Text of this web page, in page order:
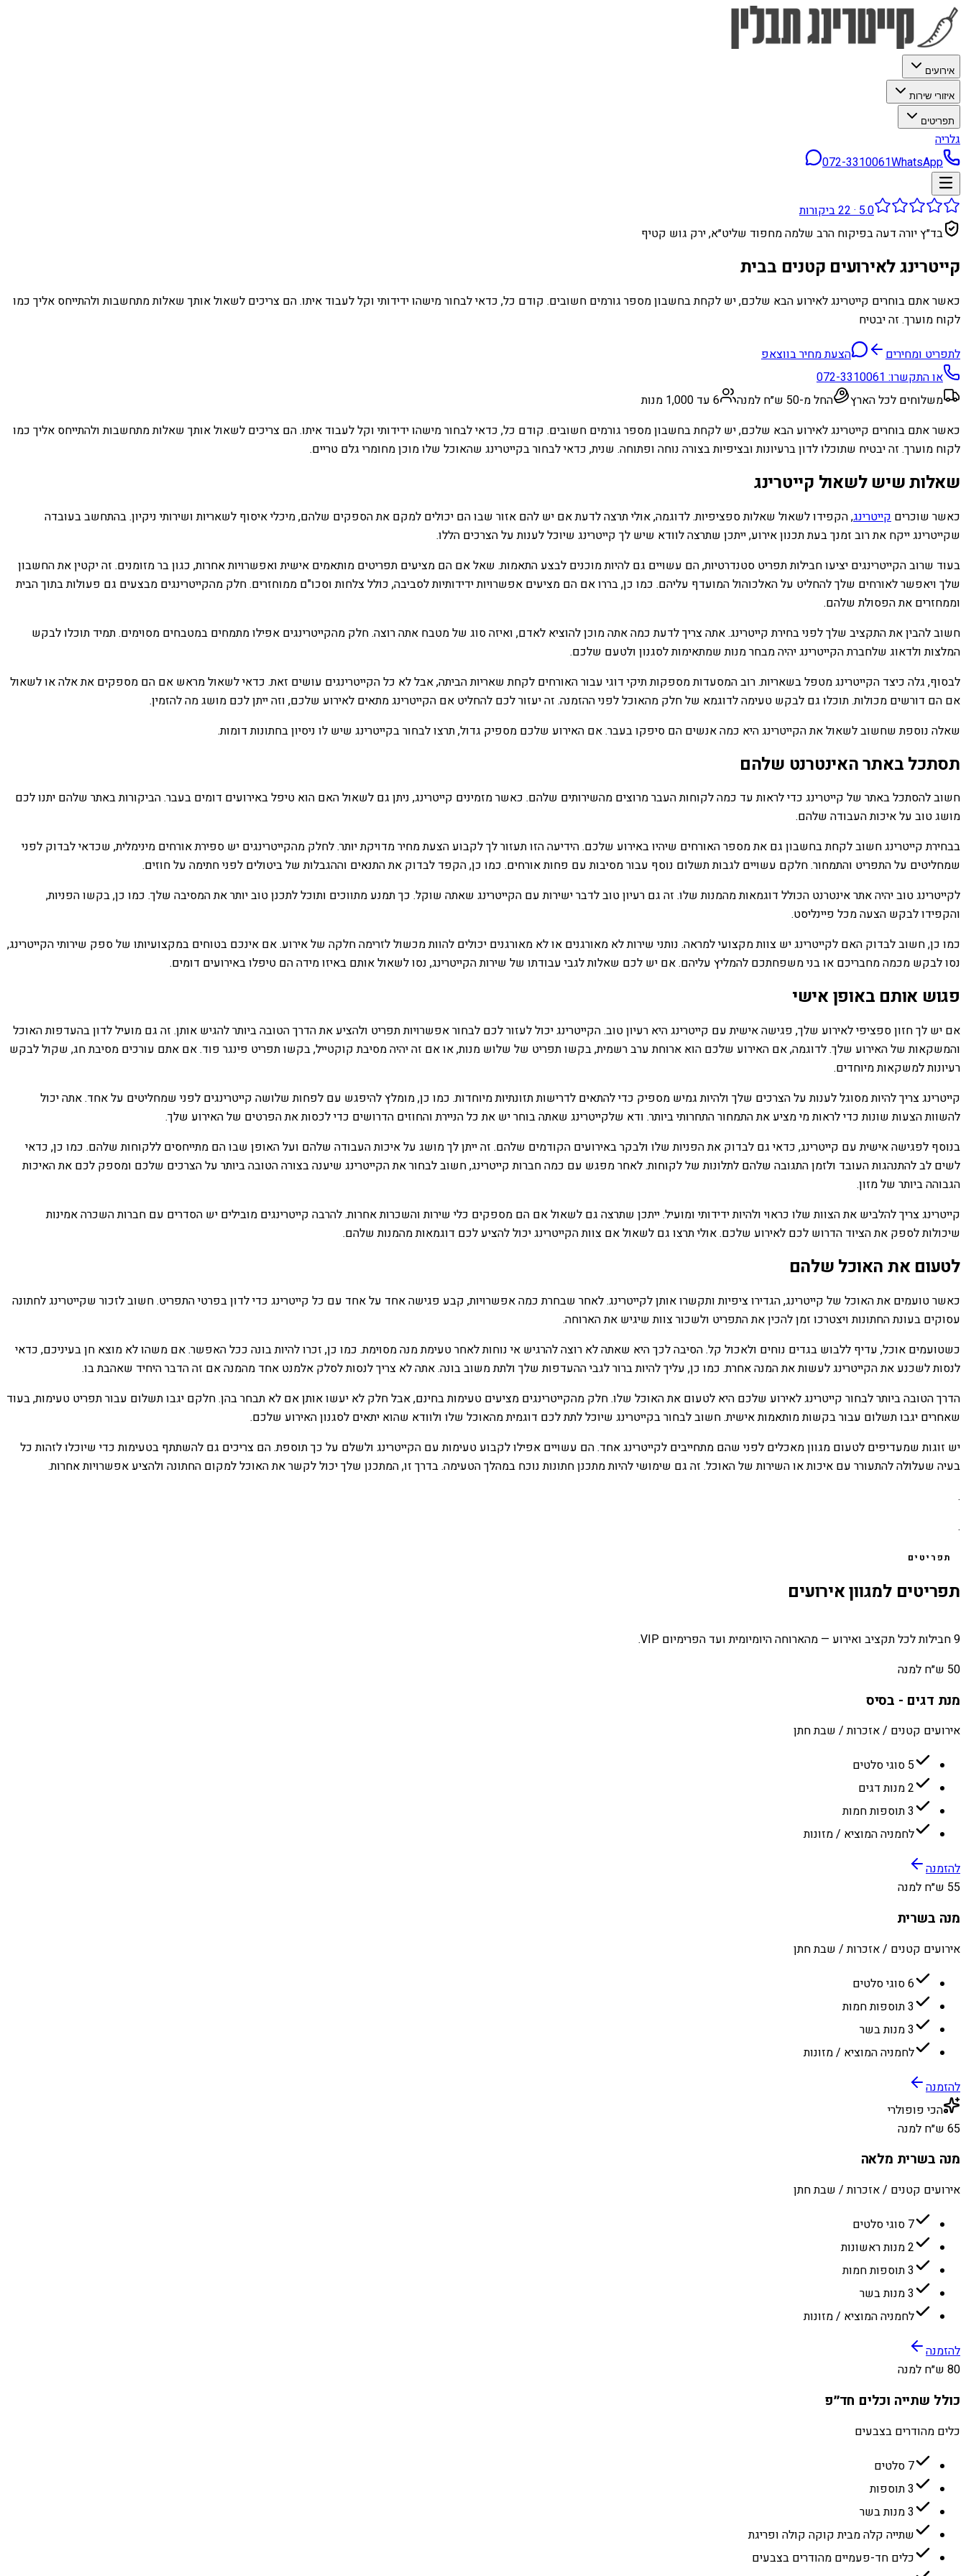
אירועים
איזורי שירות
תפריטים
גלריה
072-3310061WhatsApp
5.0
·
22ביקורות
בד״ץ יורה דעה בפיקוח הרב שלמה מחפוד שליט״א, ירק גוש קטיף
קייטרינג לאירועים קטנים בבית
כאשר אתם בוחרים קייטרינג לאירוע הבא שלכם, יש לקחת בחשבון מספר גורמים חשובים. קודם כל, כדאי לבחור מישהו ידידותי וקל לעבוד איתו. הם צריכים לשאול אותך שאלות מתחשבות ולהתייחס אליך כמו
לקוח מוערך. זה יבטיח
לתפריט ומחירים
הצעת מחיר בווצאפ
או התקשרו:072-3310061
משלוחים לכל הארץ
החל מ-50 ש״ח למנה
6 עד 1,000 מנות
כאשר אתם בוחרים קייטרינג לאירוע הבא שלכם, יש לקחת בחשבון מספר גורמים חשובים. קודם כל, כדאי לבחור מישהו ידידותי וקל לעבוד איתו. הם צריכים לשאול אותך שאלות מתחשבות ולהתייחס אליך כמו
לקוח מוערך. זה יבטיח שתוכלו לדון ברעיונות ובציפיות בצורה נוחה ופתוחה. שנית, כדאי לבחור בקייטרינג שהאוכל שלו מוכן מחומרי גלם טריים.
שאלות שיש לשאול קייטרינג
כאשר שוכרים קייטרינג, הקפידו לשאול שאלות ספציפיות. לדוגמה, אולי תרצה לדעת אם יש להם אזור שבו הם יכולים למקם את הספקים שלהם, מיכלי איסוף לשאריות ושירותי ניקיון. בהתחשב בעובדה
שקייטרינג ייקח את רוב זמנך בעת תכנון אירוע, ייתכן שתרצה לוודא שיש לך קייטרינג שיוכל לענות על הצרכים הללו.
בעוד שרוב הקייטרינגים יציעו חבילות תפריט סטנדרטיות, הם עשויים גם להיות מוכנים לבצע התאמות. שאל אם הם מציעים תפריטים מותאמים אישית ואפשרויות אחרות, כגון בר מזומנים. זה יקטין את החשבון
שלך ויאפשר לאורחים שלך להחליט על האלכוהול המועדף עליהם. כמו כן, בררו אם הם מציעים אפשרויות ידידותיות לסביבה, כולל צלחות וסכו"ם ממוחזרים. חלק מהקייטרינגים מבצעים גם פעולות בתוך הבית
וממחזרים את הפסולת שלהם.
חשוב להבין את התקציב שלך לפני בחירת קייטרינג. אתה צריך לדעת כמה אתה מוכן להוציא לאדם, ואיזה סוג של מטבח אתה רוצה. חלק מהקייטרינגים אפילו מתמחים במטבחים מסוימים. תמיד תוכלו לבקש
המלצות ולדאוג שלחברת הקייטרינג יהיה מבחר מנות שמתאימות לסגנון ולטעם שלכם.
לבסוף, גלה כיצד הקייטרינג מטפל בשאריות. רוב המסעדות מספקות תיקי דוגי עבור האורחים לקחת שאריות הביתה, אבל לא כל הקייטרינגים עושים זאת. כדאי לשאול מראש אם הם מספקים את אלה או לשאול
אם הם דורשים מכולות. תוכלו גם לבקש טעימה לדוגמא של חלק מהאוכל לפני ההזמנה. זה יעזור לכם להחליט אם הקייטרינג מתאים לאירוע שלכם, וזה ייתן לכם מושג מה להזמין.
שאלה נוספת שחשוב לשאול את הקייטרינג היא כמה אנשים הם סיפקו בעבר. אם האירוע שלכם מספיק גדול, תרצו לבחור בקייטרינג שיש לו ניסיון בחתונות דומות.
תסתכל באתר האינטרנט שלהם
חשוב להסתכל באתר של קייטרינג כדי לראות עד כמה לקוחות העבר מרוצים מהשירותים שלהם. כאשר מזמינים קייטרינג, ניתן גם לשאול האם הוא טיפל באירועים דומים בעבר. הביקורות באתר שלהם יתנו לכם
מושג טוב על איכות העבודה שלהם.
בבחירת קייטרינג חשוב לקחת בחשבון גם את מספר האורחים שיהיו באירוע שלכם. הידיעה הזו תעזור לך לקבוע הצעת מחיר מדויקת יותר. לחלק מהקייטרינגים יש ספירת אורחים מינימלית, שכדאי לבדוק לפני
שמחליטים על התפריט והתמחור. חלקם עשויים לגבות תשלום נוסף עבור מסיבות עם פחות אורחים. כמו כן, הקפד לבדוק את התנאים וההגבלות של ביטולים לפני חתימה על חוזים.
לקייטרינג טוב יהיה אתר אינטרנט הכולל דוגמאות מהמנות שלו. זה גם רעיון טוב לדבר ישירות עם הקייטרינג שאתה שוקל. כך תמנע מתווכים ותוכל לתכנן טוב יותר את המסיבה שלך. כמו כן, בקשו הפניות,
והקפידו לבקש הצעה מכל פיינליסט.
כמו כן, חשוב לבדוק האם לקייטרינג יש צוות מקצועי למראה. נותני שירות לא מאורגנים או לא מאורגנים יכולים להוות מכשול לזרימה חלקה של אירוע. אם אינכם בטוחים במקצועיותו של ספק שירותי הקייטרינג,
נסו לבקש מכמה מחבריכם או בני משפחתכם להמליץ ​​עליהם. אם יש לכם שאלות לגבי עבודתו של שירות הקייטרינג, נסו לשאול אותם באיזו מידה הם טיפלו באירועים דומים.
פגוש אותם באופן אישי
אם יש לך חזון ספציפי לאירוע שלך, פגישה אישית עם קייטרינג היא רעיון טוב. הקייטרינג יכול לעזור לכם לבחור אפשרויות תפריט ולהציע את הדרך הטובה ביותר להגיש אותן. זה גם מועיל לדון בהעדפות האוכל
והמשקאות של האירוע שלך. לדוגמה, אם האירוע שלכם הוא ארוחת ערב רשמית, בקשו תפריט של שלוש מנות, או אם זה יהיה מסיבת קוקטייל, בקשו תפריט פינגר פוד. אם אתם עורכים מסיבת חג, שקול לבקש
רעיונות למשקאות מיוחדים.
קייטרינג צריך להיות מסוגל לענות על הצרכים שלך ולהיות גמיש מספיק כדי להתאים לדרישות תזונתיות מיוחדות. כמו כן, מומלץ להיפגש עם לפחות שלושה קייטרינגים לפני שמחליטים על אחד. אתה יכול
להשוות הצעות שונות כדי לראות מי מציע את התמחור התחרותי ביותר. ודא שלקייטרינג שאתה בוחר יש את כל הניירת והחוזים הדרושים כדי לכסות את הפרטים של האירוע שלך.
בנוסף לפגישה אישית עם קייטרינג, כדאי גם לבדוק את הפניות שלו ולבקר באירועים הקודמים שלהם. זה ייתן לך מושג על איכות העבודה שלהם ועל האופן שבו הם מתייחסים ללקוחות שלהם. כמו כן, כדאי
לשים לב להתנהגות העובד ולזמן התגובה שלהם לתלונות של לקוחות. לאחר מפגש עם כמה חברות קייטרינג, חשוב לבחור את הקייטרינג שיענה בצורה הטובה ביותר על הצרכים שלכם ומספק לכם את האיכות
הגבוהה ביותר של מזון.
קייטרינג צריך להלביש את הצוות שלו כראוי ולהיות ידידותי ומועיל. ייתכן שתרצה גם לשאול אם הם מספקים כלי שירות והשכרות אחרות. להרבה קייטרינגים מובילים יש הסדרים עם חברות השכרה אמינות
שיכולות לספק את הציוד הדרוש לכם לאירוע שלכם. אולי תרצו גם לשאול אם צוות הקייטרינג יכול להציע לכם דוגמאות מהמנות שלהם.
לטעום את האוכל שלהם
כאשר טועמים את האוכל של קייטרינג, הגדירו ציפיות ותקשרו אותן לקייטרינג. לאחר שבחרת כמה אפשרויות, קבע פגישה אחד על אחד עם כל קייטרינג כדי לדון בפרטי התפריט. חשוב לזכור שקייטרינג לחתונה
עסוקים בעונת החתונות ויצטרכו זמן להכין את התפריט ולשכור צוות שיגיש את הארוחה.
כשטועמים אוכל, עדיף ללבוש בגדים נוחים ולאכול קל. הסיבה לכך היא שאתה לא רוצה להרגיש אי נוחות לאחר טעימת מנה מסוימת. כמו כן, זכרו להיות בונה ככל האפשר. אם משהו לא מוצא חן בעיניכם, כדאי
לנסות לשכנע את הקייטרינג לעשות את המנה אחרת. כמו כן, עליך להיות ברור לגבי ההעדפות שלך ולתת משוב בונה. אתה לא צריך לנסות לסלק אלמנט אחד מהמנה אם זה הדבר היחיד שאהבת בו.
הדרך הטובה ביותר לבחור קייטרינג לאירוע שלכם היא לטעום את האוכל שלו. חלק מהקייטרינגים מציעים טעימות בחינם, אבל חלק לא יעשו אותן אם לא תבחר בהן. חלקם יגבו תשלום עבור תפריט טעימות, בעוד
שאחרים יגבו תשלום עבור בקשות מותאמות אישית. חשוב לבחור בקייטרינג שיוכל לתת לכם דוגמית מהאוכל שלו ולוודא שהוא יתאים לסגנון האירוע שלכם.
יש זוגות שמעדיפים לטעום מגוון מאכלים לפני שהם מתחייבים לקייטרינג אחד. הם עשויים אפילו לקבוע טעימות עם הקייטרינג ולשלם על כך תוספת. הם צריכים גם להשתתף בטעימות כדי שיוכלו לזהות כל
בעיה שעלולה להתעורר עם איכות או השירות של האוכל. זה גם שימושי להיות מתכנן חתונות נוכח במהלך הטעימה. בדרך זו, המתכנן שלך יכול לקשר את האוכל למקום החתונה ולהציע אפשרויות אחרות.
.
.
תפריטים
תפריטים למגוון אירועים
9 חבילות לכל תקציב ואירוע — מהארוחה היומיומית ועד הפרימיום VIP.
50 ש״ח למנה
מנת דגים - בסיס
אירועים קטנים / אזכרות / שבת חתן
5 סוגי סלטים
2 מנות דגים
3 תוספות חמות
לחמניה המוציא / מזונות
להזמנה
55 ש״ח למנה
מנה בשרית
אירועים קטנים / אזכרות / שבת חתן
6 סוגי סלטים
3 תוספות חמות
3 מנות בשר
לחמניה המוציא / מזונות
להזמנה
הכי פופולרי
65 ש״ח למנה
מנה בשרית מלאה
אירועים קטנים / אזכרות / שבת חתן
7 סוגי סלטים
2 מנות ראשונות
3 תוספות חמות
3 מנות בשר
לחמניה המוציא / מזונות
להזמנה
80 ש״ח למנה
כולל שתייה וכלים חד״פ
כלים מהודרים בצבעים
7 סלטים
3 תוספות
3 מנות בשר
שתייה קלה מבית קוקה קולה ופריגת
כלים חד-פעמיים מהודרים בצבעים